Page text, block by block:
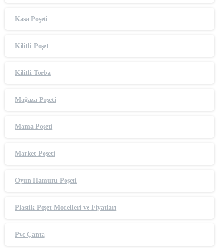
Kasa Poşeti
Kilitli Poşet
Kilitli Torba
Mağaza Poşeti
Mama Poşeti
Market Poşeti
Oyun Hamuru Poşeti
Plastik Poşet Modelleri ve Fiyatları
Pvc Çanta